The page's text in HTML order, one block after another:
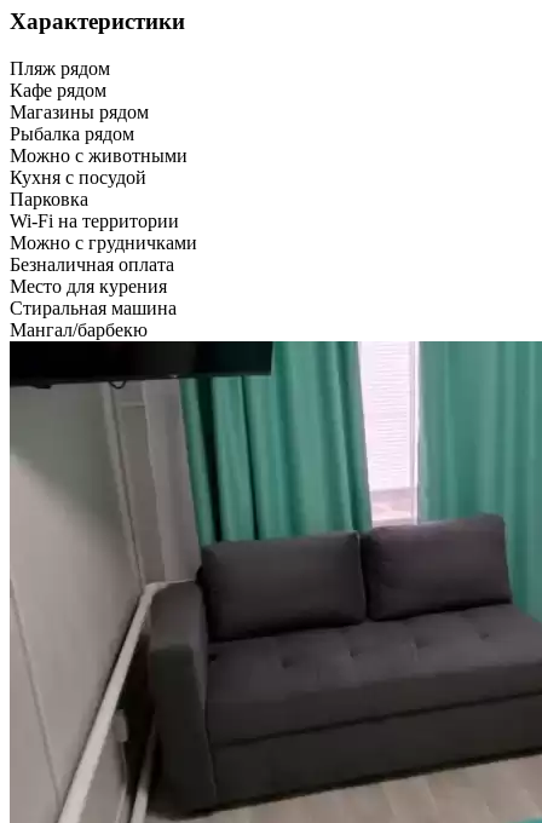
Характеристики
Пляж рядом
Кафе рядом
Магазины рядом
Рыбалка рядом
Можно с животными
Кухня с посудой
Парковка
Wi-Fi на территории
Можно с грудничками
Безналичная оплата
Место для курения
Стиральная машина
Мангал/барбекю